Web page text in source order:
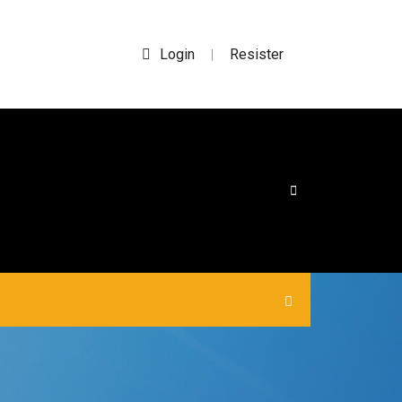
Login | Resister